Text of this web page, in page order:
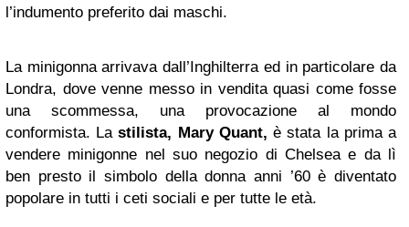
l’indumento preferito dai maschi.
La minigonna arrivava dall’Inghilterra ed in particolare da
Londra, dove venne messo in vendita quasi come fosse
una scommessa, una provocazione al mondo
conformista. Lastilista, Mary Quant, è stata la prima a
vendere minigonne nel suo negozio di Chelsea e da lì
ben presto il simbolo della donna anni ’60 è diventato
popolare in tutti i ceti sociali e per tutte le età.